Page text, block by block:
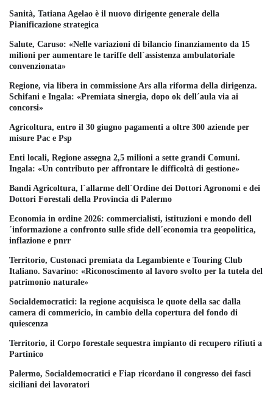
Sanità, Tatiana Agelao è il nuovo dirigente generale della
Pianificazione strategica
Salute, Caruso: «Nelle variazioni di bilancio finanziamento da 15
milioni per aumentare le tariffe dell´assistenza ambulatoriale
convenzionata»
Regione, via libera in commissione Ars alla riforma della dirigenza.
Schifani e Ingala: «Premiata sinergia, dopo ok dell´aula via ai
concorsi»
Agricoltura, entro il 30 giugno pagamenti a oltre 300 aziende per
misure Pac e Psp
Enti locali, Regione assegna 2,5 milioni a sette grandi Comuni.
Ingala: «Un contributo per affrontare le difficoltà di gestione»
Bandi Agricoltura, l´allarme dell´Ordine dei Dottori Agronomi e dei
Dottori Forestali della Provincia di Palermo
Economia in ordine 2026: commercialisti, istituzioni e mondo dell
´informazione a confronto sulle sfide dell´economia tra geopolitica,
inflazione e pnrr
Territorio, Custonaci premiata da Legambiente e Touring Club
Italiano. Savarino: «Riconoscimento al lavoro svolto per la tutela del
patrimonio naturale»
Socialdemocratici: la regione acquisisca le quote della sac dalla
camera di commericio, in cambio della copertura del fondo di
quiescenza
Territorio, il Corpo forestale sequestra impianto di recupero rifiuti a
Partinico
Palermo, Socialdemocratici e Fiap ricordano il congresso dei fasci
siciliani dei lavoratori